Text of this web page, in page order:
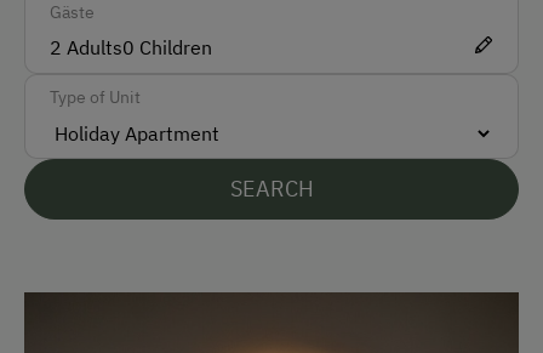
Accepted Payment Methods
Cash
ATM Card (Maestro)
Bank Transfer
Languages Spoken On Site
Gäste
2 Adults0 Children
Type of Unit
SEARCH